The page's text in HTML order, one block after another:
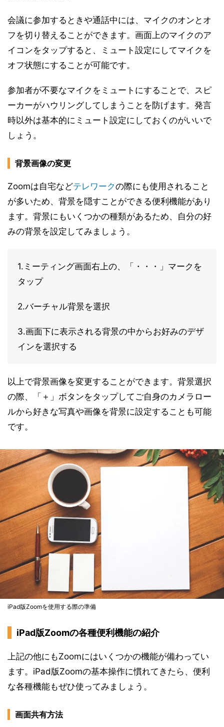
会議に参加するときや通話中には、マイクのオンとオ
フを切り替えることができます。画面上のマイクのア
イコンをタップすると、ミュート設定にしてマイクを
オフ状態にすることが可能です。
参加者が不要なマイクをミュートにすることで、スピ
ーカーがハウリングしてしまうことを防げます。発言
時以外は基本的にミュート設定にしておくのがいいで
しょう。
背景画像の変更
Zoomは自宅などテレワークの際にも使用されること
が多いため、背景を隠すことができる便利機能があり
ます。背景にもいくつかの種類があるため、自分の好
みの背景を設定してみましょう。
1.ミーティング画面右上の、「・・・」マークを
タップ
2.バーチャル背景を選択
3.画面下に表示される背景の中からお好みのデザ
インを選択する
以上で背景画像を変更することができます。背景選択
の際、「＋」ボタンをタップしてご自身のカメラロー
ルから好きな写真や画像を背景に設定することも可能
です。
iPad版Zoomを使用する際の準備
iPad版Zoomの各種便利機能の紹介
上記の他にもZoomにはいくつかの機能が備わってい
ます。iPad版Zoomの基本操作に慣れてきたら、便利
な各種機能もぜひ使ってみましょう。
画面共有方法